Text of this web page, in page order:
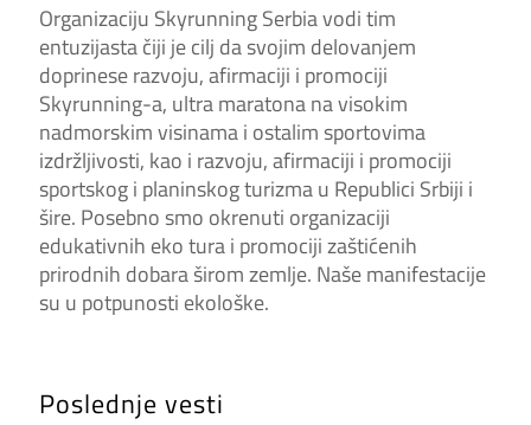
Organizaciju Skyrunning Serbia vodi tim
entuzijasta čiji je cilj da svojim delovanjem
doprinese razvoju, afirmaciji i promociji
Skyrunning-a, ultra maratona na visokim
nadmorskim visinama i ostalim sportovima
izdržljivosti, kao i razvoju, afirmaciji i promociji
sportskog i planinskog turizma u Republici Srbiji i
šire. Posebno smo okrenuti organizaciji
edukativnih eko tura i promociji zaštićenih
prirodnih dobara širom zemlje. Naše manifestacije
su u potpunosti ekološke.
Poslednje vesti